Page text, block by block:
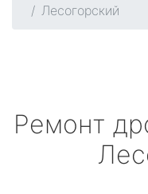
Лесогорский
Ремонт